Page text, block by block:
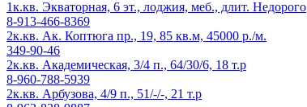
1к.кв. Экваторная, 6 эт., лоджия, меб., длит. Недорого
8-913-466-8369
2к.кв. Ак. Коптюга пр., 19, 85 кв.м, 45000 р./м.
349-90-46
2к.кв. Академическая, 3/4 п., 64/30/6, 18 т.р
8-960-788-5939
2к.кв. Арбузова, 4/9 п., 51/-/-, 21 т.р